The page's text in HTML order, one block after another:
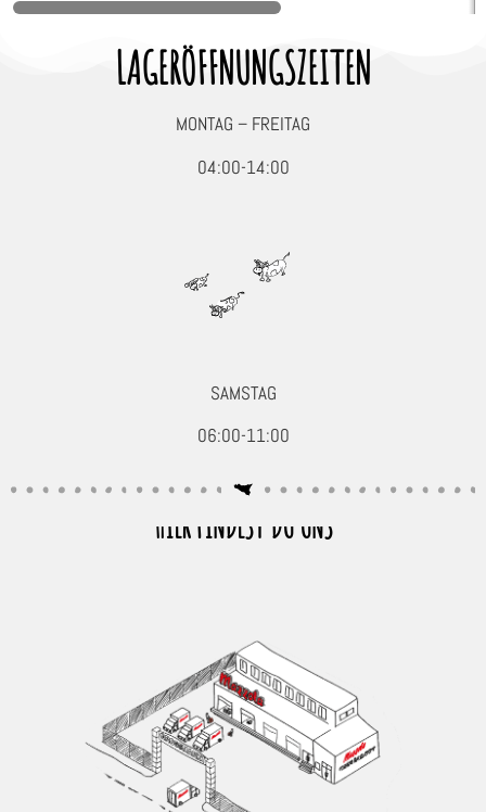
LAGERÖFFNUNGSZEITEN
MONTAG – FREITAG
04:00-14:00
SAMSTAG
06:00-11:00
HIER FINDEST DU UNS